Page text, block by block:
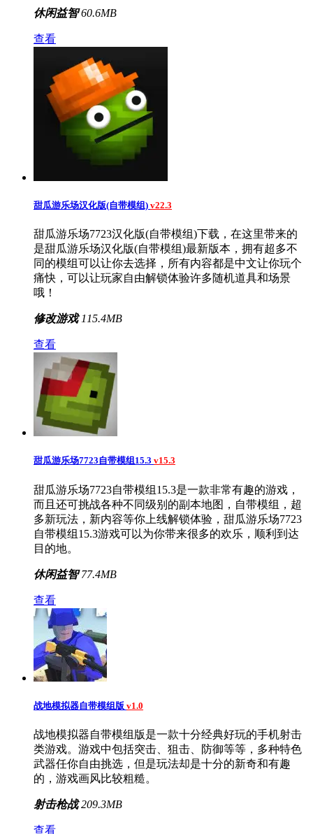
休闲益智 60.6MB
查看
甜瓜游乐场汉化版(自带模组) v22.3
甜瓜游乐场7723汉化版(自带模组)下载，在这里带来的
是甜瓜游乐场汉化版(自带模组)最新版本，拥有超多不
同的模组可以让你去选择，所有内容都是中文让你玩个
痛快，可以让玩家自由解锁体验许多随机道具和场景
哦！
修改游戏 115.4MB
查看
甜瓜游乐场7723自带模组15.3 v15.3
甜瓜游乐场7723自带模组15.3是一款非常有趣的游戏，
而且还可挑战各种不同级别的副本地图，自带模组，超
多新玩法，新内容等你上线解锁体验，甜瓜游乐场7723
自带模组15.3游戏可以为你带来很多的欢乐，顺利到达
目的地。
休闲益智 77.4MB
查看
战地模拟器自带模组版 v1.0
战地模拟器自带模组版是一款十分经典好玩的手机射击
类游戏。游戏中包括突击、狙击、防御等等，多种特色
武器任你自由挑选，但是玩法却是十分的新奇和有趣
的，游戏画风比较粗糙。
射击枪战 209.3MB
查看